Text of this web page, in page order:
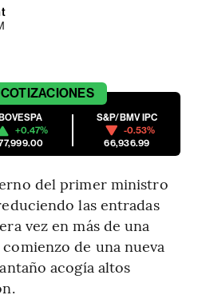
COTIZACIONES
IBOVESPA
+0.47%
S&P/BMV IPC
-0.53%
66,936.99
del primer ministro
las entradas
vez en más de una
de una nueva
acogía altos